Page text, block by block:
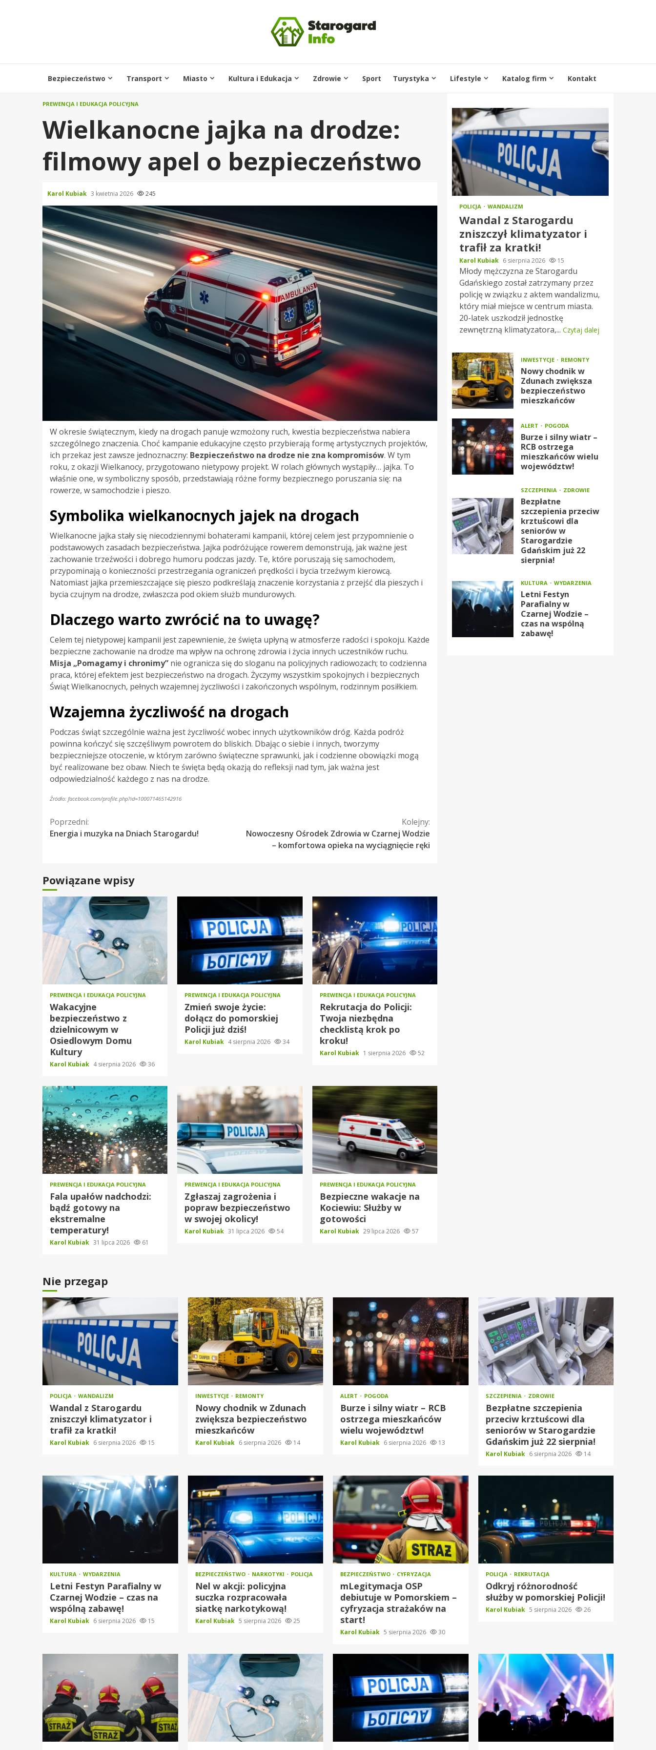
Bezpieczeństwo Transport Miasto Kultura i Edukacja Zdrowie Sport Turystyka Lifestyle Katalog firm Kontakt
PREWENCJA I EDUKACJA POLICYJNA
Wielkanocne jajka na drodze:
filmowy apel o bezpieczeństwo
Karol Kubiak 3 kwietnia 2026 245
W okresie świątecznym, kiedy na drogach panuje wzmożony ruch, kwestia bezpieczeństwa nabiera
szczególnego znaczenia. Choć kampanie edukacyjne często przybierają formę artystycznych projektów,
ich przekaz jest zawsze jednoznaczny: Bezpieczeństwo na drodze nie zna kompromisów. W tym
roku, z okazji Wielkanocy, przygotowano nietypowy projekt. W rolach głównych wystąpiły… jajka. To
właśnie one, w symboliczny sposób, przedstawiają różne formy bezpiecznego poruszania się: na
rowerze, w samochodzie i pieszo.
Symbolika wielkanocnych jajek na drogach
Wielkanocne jajka stały się niecodziennymi bohaterami kampanii, której celem jest przypomnienie o
podstawowych zasadach bezpieczeństwa. Jajka podróżujące rowerem demonstrują, jak ważne jest
zachowanie trzeźwości i dobrego humoru podczas jazdy. Te, które poruszają się samochodem,
przypominają o konieczności przestrzegania ograniczeń prędkości i bycia trzeźwym kierowcą.
Natomiast jajka przemieszczające się pieszo podkreślają znaczenie korzystania z przejść dla pieszych i
bycia czujnym na drodze, zwłaszcza pod okiem służb mundurowych.
Dlaczego warto zwrócić na to uwagę?
Celem tej nietypowej kampanii jest zapewnienie, że święta upłyną w atmosferze radości i spokoju. Każde
bezpieczne zachowanie na drodze ma wpływ na ochronę zdrowia i życia innych uczestników ruchu.
Misja „Pomagamy i chronimy” nie ogranicza się do sloganu na policyjnych radiowozach; to codzienna
praca, której efektem jest bezpieczeństwo na drogach. Życzymy wszystkim spokojnych i bezpiecznych
Świąt Wielkanocnych, pełnych wzajemnej życzliwości i zakończonych wspólnym, rodzinnym posiłkiem.
Wzajemna życzliwość na drogach
Podczas świąt szczególnie ważna jest życzliwość wobec innych użytkowników dróg. Każda podróż
powinna kończyć się szczęśliwym powrotem do bliskich. Dbając o siebie i innych, tworzymy
bezpieczniejsze otoczenie, w którym zarówno świąteczne sprawunki, jak i codzienne obowiązki mogą
być realizowane bez obaw. Niech te święta będą okazją do refleksji nad tym, jak ważna jest
odpowiedzialność każdego z nas na drodze.
Źródło: facebook.com/profile.php?id=100071465142916
Kontynuuj
czytanie
Poprzedni:
Energia i muzyka na Dniach Starogardu!
Kolejny:
Nowoczesny Ośrodek Zdrowia w Czarnej Wodzie
– komfortowa opieka na wyciągnięcie ręki
Powiązane wpisy
PREWENCJA I EDUKACJA POLICYJNA
Wakacyjne
bezpieczeństwo z
dzielnicowym w
Osiedlowym Domu
Kultury
Karol Kubiak 4 sierpnia 2026 36
PREWENCJA I EDUKACJA POLICYJNA
Zmień swoje życie:
dołącz do pomorskiej
Policji już dziś!
Karol Kubiak 4 sierpnia 2026 34
PREWENCJA I EDUKACJA POLICYJNA
Rekrutacja do Policji:
Twoja niezbędna
checklistą krok po
kroku!
Karol Kubiak 1 sierpnia 2026 52
PREWENCJA I EDUKACJA POLICYJNA
Fala upałów nadchodzi:
bądź gotowy na
ekstremalne
temperatury!
Karol Kubiak 31 lipca 2026 61
PREWENCJA I EDUKACJA POLICYJNA
Zgłaszaj zagrożenia i
popraw bezpieczeństwo
w swojej okolicy!
Karol Kubiak 31 lipca 2026 54
PREWENCJA I EDUKACJA POLICYJNA
Bezpieczne wakacje na
Kociewiu: Służby w
gotowości
Karol Kubiak 29 lipca 2026 57
POLICJA WANDALIZM
Wandal z Starogardu
zniszczył klimatyzator i
trafił za kratki!
Karol Kubiak 6 sierpnia 2026 15
Młody mężczyzna ze Starogardu
Gdańskiego został zatrzymany przez
policję w związku z aktem wandalizmu,
który miał miejsce w centrum miasta.
20-latek uszkodził jednostkę
zewnętrzną klimatyzatora,... Czytaj dalej
INWESTYCJE REMONTY
Nowy chodnik w
Zdunach zwiększa
bezpieczeństwo
mieszkańców
ALERT POGODA
Burze i silny wiatr –
RCB ostrzega
mieszkańców wielu
województw!
SZCZEPIENIA ZDROWIE
Bezpłatne
szczepienia przeciw
krztuścowi dla
seniorów w
Starogardzie
Gdańskim już 22
sierpnia!
KULTURA WYDARZENIA
Letni Festyn
Parafialny w
Czarnej Wodzie –
czas na wspólną
zabawę!
Nie przegap
POLICJA WANDALIZM
Wandal z Starogardu
zniszczył klimatyzator i
trafił za kratki!
Karol Kubiak 6 sierpnia 2026 15
INWESTYCJE REMONTY
Nowy chodnik w Zdunach
zwiększa bezpieczeństwo
mieszkańców
Karol Kubiak 6 sierpnia 2026 14
ALERT POGODA
Burze i silny wiatr – RCB
ostrzega mieszkańców
wielu województw!
Karol Kubiak 6 sierpnia 2026 13
SZCZEPIENIA ZDROWIE
Bezpłatne szczepienia
przeciw krztuścowi dla
seniorów w Starogardzie
Gdańskim już 22 sierpnia!
Karol Kubiak 6 sierpnia 2026 14
KULTURA WYDARZENIA
Letni Festyn Parafialny w
Czarnej Wodzie – czas na
wspólną zabawę!
Karol Kubiak 6 sierpnia 2026 15
BEZPIECZEŃSTWO NARKOTYKI POLICJA
Nel w akcji: policyjna
suczka rozpracowała
siatkę narkotykową!
Karol Kubiak 5 sierpnia 2026 25
BEZPIECZEŃSTWO CYFRYZACJA
mLegitymacja OSP
debiutuje w Pomorskiem –
cyfryzacja strażaków na
start!
Karol Kubiak 5 sierpnia 2026 30
POLICJA REKRUTACJA
Odkryj różnorodność
służby w pomorskiej Policji!
Karol Kubiak 5 sierpnia 2026 26